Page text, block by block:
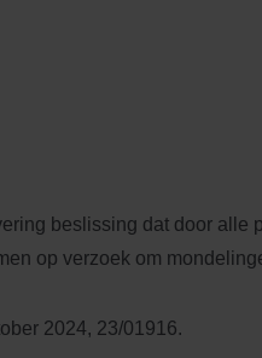
beslissing dat door alle
op verzoek om
2024, 23/01916.